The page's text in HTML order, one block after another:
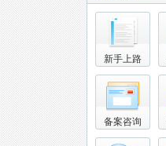
新手上路
备案咨询